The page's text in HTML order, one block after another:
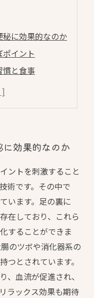
に効果的なのか
イント
慣と食事
効果的なのか
ントを刺激すること
術です。その中で
います。足の裏に
在しており、これら
することができま
のツボや消化器系の
つとされています。
、血流が促進され、
ラックス効果も期待